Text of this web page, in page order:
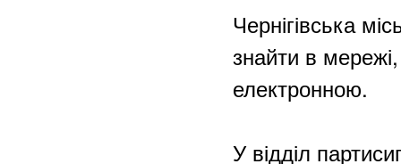
Чернігівська
знайти в
електронною.
У відділ